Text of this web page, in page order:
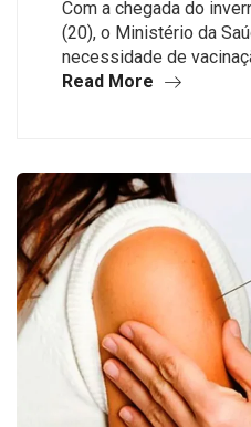
Com a chegada do
(20), o Ministério da
necessidade de
Read More